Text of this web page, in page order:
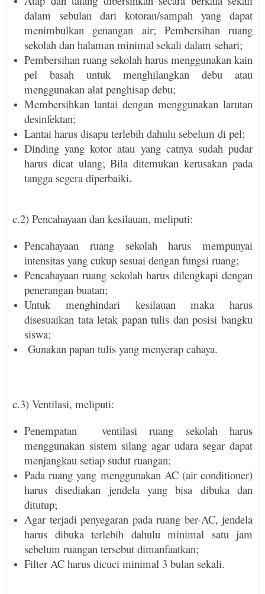
dalam sebulan dari kotor­an/sampah yang dapat
menimbul­kan genang­an air; Pembersihan ruang
sekolah dan halaman minimal sekali dalam sehari;
Pembersihan ruang sekolah harus meng­gu­nakan kain
pel basah untuk menghi­lang­kan debu atau
menggunakan alat penghisap debu;
Membersihkan lantai dengan mengguna­kan larutan
desinfektan;
Lantai harus disapu terlebih dahulu sebe­lum di pel;
Dinding yang kotor atau yang catnya sudah pudar
harus dicat ulang; Bila ditemukan kerusakan pada
tangga segera diperbaiki.
c.2) Pencahayaan dan kesilauan, meliputi:
Pencahayaan ruang sekolah harus mem­punyai
intensitas yang cukup sesuai dengan fungsi ruang;
Pencahayaan ruang sekolah harus dileng­kapi dengan
penerangan buatan;
Untuk menghindari kesilauan maka harus
disesuaikan tata letak papan tulis dan posisi bangku
siswa;
Gunakan papan tulis yang menyerap cahaya.
c.3) Ventilasi, meliputi:
Penempatan ventilasi ruang sekolah harus
menggunakan sistem silang agar udara segar dapat
menjangkau setiap sudut ruangan;
Pada ruang yang menggunakan AC (air conditioner)
harus disediakan jendela yang bisa dibuka dan
ditutup;
Agar terjadi penyegaran pada ruang ber-AC, jendela
harus dibuka terlebih dahulu minimal satu jam
sebelum ruangan tersebut diman­faatkan;
Filter AC harus dicuci minimal 3 bulan sekali.